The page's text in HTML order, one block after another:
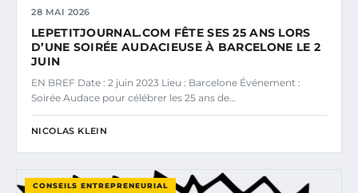
28 MAI 2026
LEPETITJOURNAL.COM FÊTE SES 25 ANS LORS
D’UNE SOIRÉE AUDACIEUSE À BARCELONE LE 2
JUIN
EN BREF Date : 2 juin 2023 Lieu : Barcelone Événement :
Soirée Audace pour célébrer les 25 ans de…
NICOLAS KLEIN
CONSEILS ENTREPRENEURIAL